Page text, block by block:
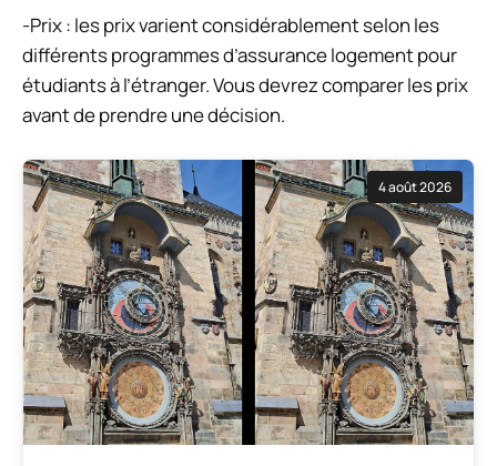
-Prix : les prix varient considérablement selon les
différents programmes d’assurance logement pour
étudiants à l’étranger. Vous devrez comparer les prix
avant de prendre une décision.
4 août 2026